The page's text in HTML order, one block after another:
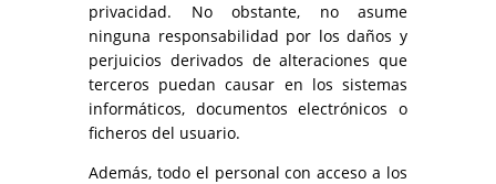
privacidad. No obstante, no asume
ninguna responsabilidad por los daños y
perjuicios derivados de alteraciones que
terceros puedan causar en los sistemas
informáticos, documentos electrónicos o
ficheros del usuario.
Además, todo el personal con acceso a los